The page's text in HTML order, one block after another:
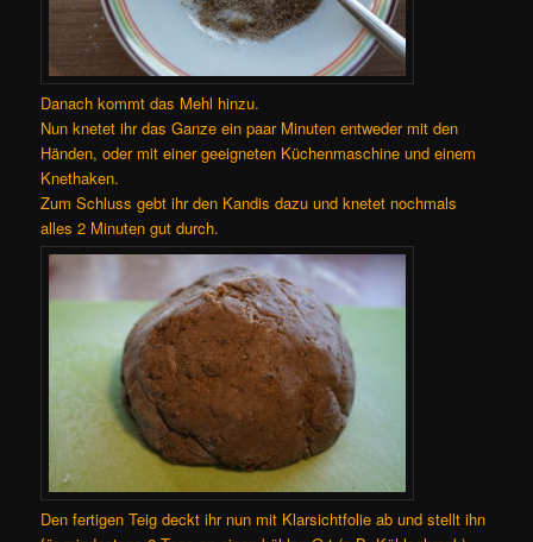
Danach kommt das Mehl hinzu.
Nun knetet ihr das Ganze ein paar Minuten entweder mit den
Händen, oder mit einer geeigneten Küchenmaschine und einem
Knethaken.
Zum Schluss gebt ihr den Kandis dazu und knetet nochmals
alles 2 Minuten gut durch.
Den fertigen Teig deckt ihr nun mit Klarsichtfolie ab und stellt ihn